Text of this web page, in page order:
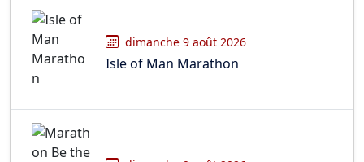
dimanche 9 août 2026
Isle of Man Marathon